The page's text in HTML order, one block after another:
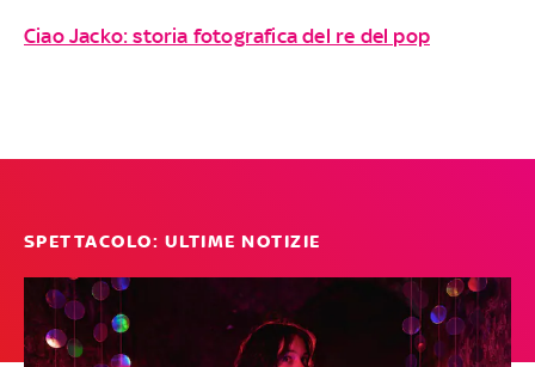
Ciao Jacko: storia fotografica del re del pop
SPETTACOLO: ULTIME NOTIZIE